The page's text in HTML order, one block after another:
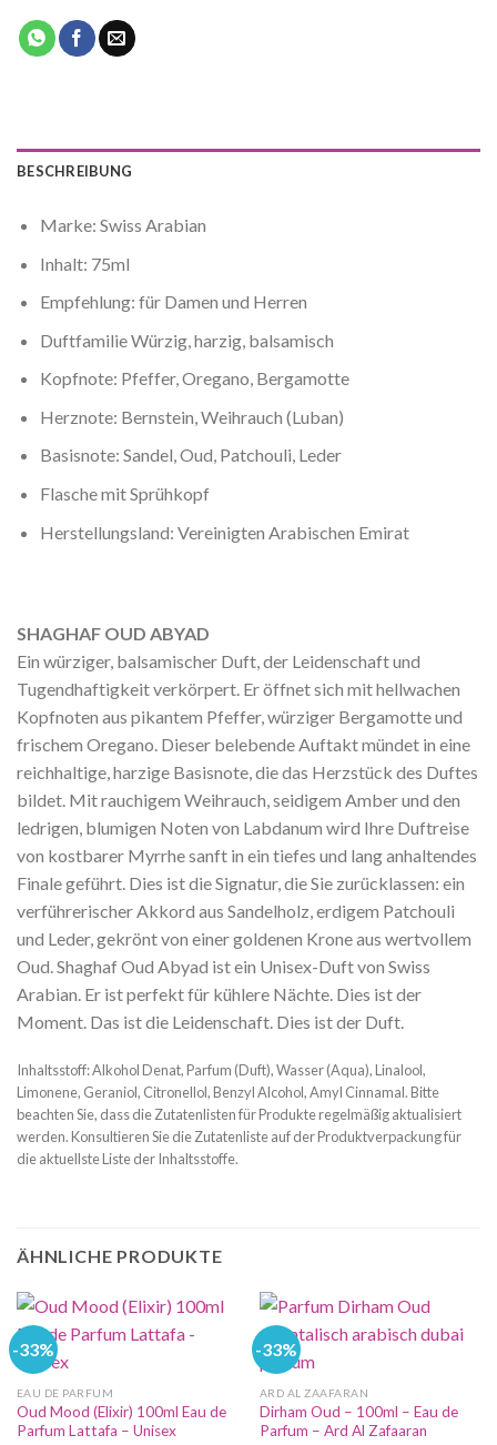
BESCHREIBUNG
Marke: Swiss Arabian
Inhalt: 75ml
Empfehlung: für Damen und Herren
Duftfamilie Würzig, harzig, balsamisch
Kopfnote: Pfeffer, Oregano, Bergamotte
Herznote: Bernstein, Weihrauch (Luban)
Basisnote: Sandel, Oud, Patchouli, Leder
Flasche mit Sprühkopf
Herstellungsland: Vereinigten Arabischen Emirat
SHAGHAF OUD ABYAD
Ein würziger, balsamischer Duft, der Leidenschaft und
Tugendhaftigkeit verkörpert. Er öffnet sich mit hellwachen
Kopfnoten aus pikantem Pfeffer, würziger Bergamotte und
frischem Oregano. Dieser belebende Auftakt mündet in eine
reichhaltige, harzige Basisnote, die das Herzstück des Duftes
bildet. Mit rauchigem Weihrauch, seidigem Amber und den
ledrigen, blumigen Noten von Labdanum wird Ihre Duftreise
von kostbarer Myrrhe sanft in ein tiefes und lang anhaltendes
Finale geführt. Dies ist die Signatur, die Sie zurücklassen: ein
verführerischer Akkord aus Sandelholz, erdigem Patchouli
und Leder, gekrönt von einer goldenen Krone aus wertvollem
Oud. Shaghaf Oud Abyad ist ein Unisex-Duft von Swiss
Arabian. Er ist perfekt für kühlere Nächte. Dies ist der
Moment. Das ist die Leidenschaft. Dies ist der Duft.
Inhaltsstoff: Alkohol Denat, Parfum (Duft), Wasser (Aqua), Linalool,
Limonene, Geraniol, Citronellol, Benzyl Alcohol, Amyl Cinnamal. Bitte
beachten Sie, dass die Zutatenlisten für Produkte regelmäßig aktualisiert
werden. Konsultieren Sie die Zutatenliste auf der Produktverpackung für
die aktuellste Liste der Inhaltsstoffe.
ÄHNLICHE PRODUKTE
-33%
EAU DE PARFUM
Oud Mood (Elixir) 100ml Eau de
Parfum Lattafa – Unisex
-33%
ARD AL ZAAFARAN
Dirham Oud – 100ml – Eau de
Parfum – Ard Al Zafaaran